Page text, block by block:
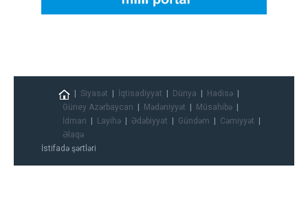
Siyasət İqtisadiyyat Dünya
Hadisə
Güney Azərbaycan
Mədəniyyət
Müsahibə
İdman
Layihə Ədəbiyyat Gündəm
Cəmiyyət
Əlaqə
İstifadə şərtləri